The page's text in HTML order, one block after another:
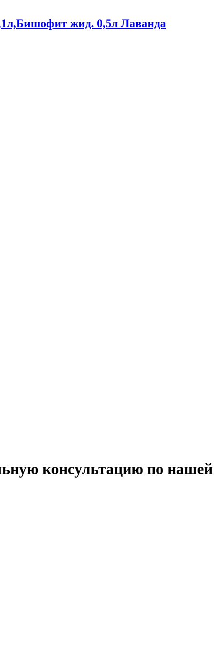
жид. 0,5л Лаванда
консультацию по нашей